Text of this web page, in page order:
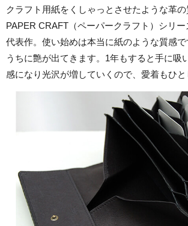
クラフト用紙をくしゃっとさせたような革
PAPER CRAFT（ペーパークラフト）シリ
代表作。使い始めは本当に紙のような質感で
うちに艶が出てきます。1年もすると手に吸
感になり光沢が増していくので、愛着もひと